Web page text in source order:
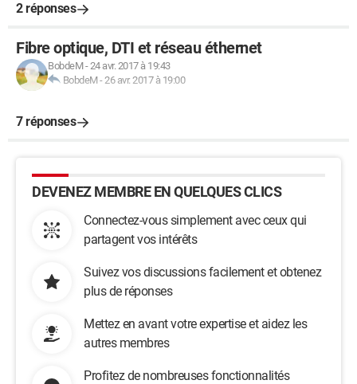
2 réponses
Fibre optique, DTI et réseau éthernet
BobdeM-24 avr. 2017 à 19:43
BobdeM-26 avr. 2017 à 19:00
7 réponses
DEVENEZ MEMBRE EN QUELQUES CLICS
Connectez-vous simplement avec ceux qui
partagent vos intérêts
Suivez vos discussions facilement et obtenez
plus de réponses
Mettez en avant votre expertise et aidez les
autres membres
Profitez de nombreuses fonctionnalités